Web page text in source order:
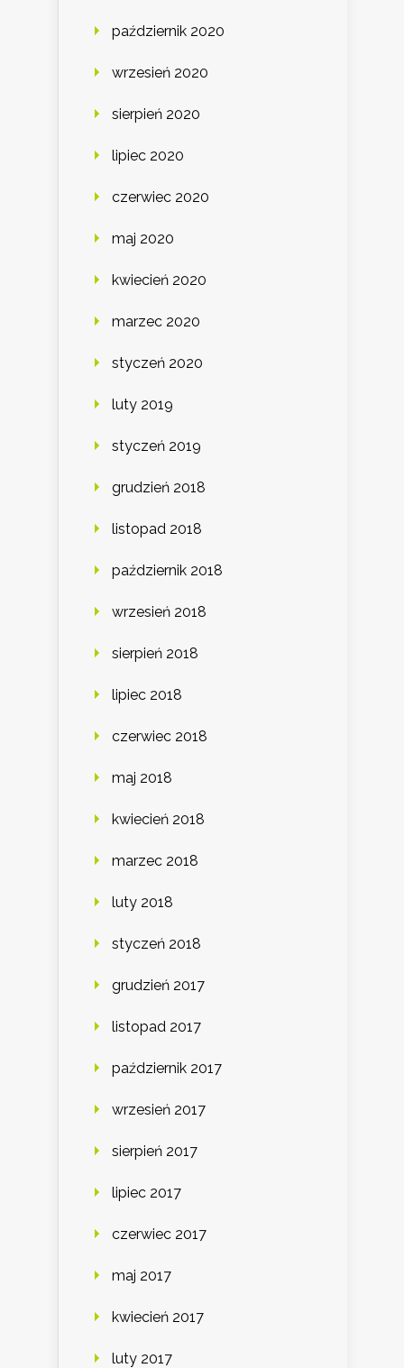
październik 2020
wrzesień 2020
sierpień 2020
lipiec 2020
czerwiec 2020
maj 2020
kwiecień 2020
marzec 2020
styczeń 2020
luty 2019
styczeń 2019
grudzień 2018
listopad 2018
październik 2018
wrzesień 2018
sierpień 2018
lipiec 2018
czerwiec 2018
maj 2018
kwiecień 2018
marzec 2018
luty 2018
styczeń 2018
grudzień 2017
listopad 2017
październik 2017
wrzesień 2017
sierpień 2017
lipiec 2017
czerwiec 2017
maj 2017
kwiecień 2017
luty 2017